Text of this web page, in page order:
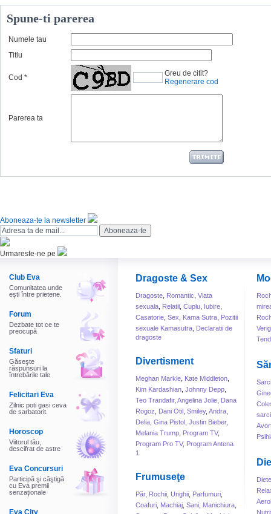
Spune-ti parerea
Numele tau
Titlu
Cod *
Greu de citit?
Regenerare cod
Parerea ta
Aboneaza-te la newsletter
Urmareste-ne pe
Club Eva
Comunitatea unde
eşti între prietene.
Forum
Dezbate tot ce te
preocupă
Sfaturi
Găseşte
răspunsuri la
întrebările tale
Felicitari Eva
Zilnic poti gasi ceva
de sarbatorit.
Horoscop
Viitorul tău,
descifrat de astre
Eva Concursuri
Participă şi câştigă
cu Eva premii
senzaţionale
Eva City
Dragoste & Sex
Dragoste Romantic Viata
sexuala Relatii Cuplu Iubire
Casatorie Sex Kama Sutra Pozitii
sexuale Kamasutra Declaratii de
dragoste
Divertisment
Meghan Markle Kate Middleton
Kim Kardashian Johnny Depp
Teo Trandafir, Angelina Jolie Dana
Rogoz
Dani Otil Smiley, Andra
Delia Gina Pistol Justin Bieber,
Melania Trump Program TV,
Program Pro TV, Program Antena
1
Frumuseţe
Păr, Rochii Unghii Parfumuri
Coafuri Machiaj Sani Manichiura
Diete